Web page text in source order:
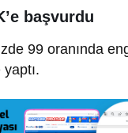
başvurdu
99 oranında